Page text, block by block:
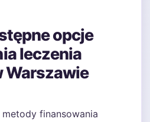
opcje
leczenia
Warszawie
finansowania